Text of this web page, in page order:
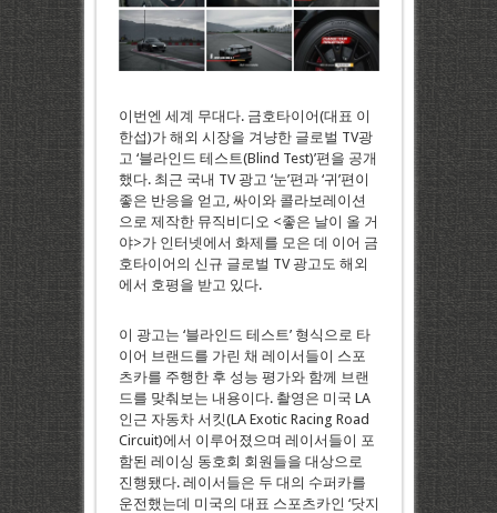
이번엔 세계 무대다. 금호타이어(대표 이
한섭)가 해외 시장을 겨냥한 글로벌 TV광
고 ‘블라인드 테스트(Blind Test)’편을 공개
했다. 최근 국내 TV 광고 ‘눈’편과 ‘귀’편이
좋은 반응을 얻고, 싸이와 콜라보레이션
으로 제작한 뮤직비디오 <좋은 날이 올 거
야>가 인터넷에서 화제를 모은 데 이어 금
호타이어의 신규 글로벌 TV 광고도 해외
에서 호평을 받고 있다.
이 광고는 ‘블라인드 테스트’ 형식으로 타
이어 브랜드를 가린 채 레이서들이 스포
츠카를 주행한 후 성능 평가와 함께 브랜
드를 맞춰보는 내용이다. 촬영은 미국 LA
인근 자동차 서킷(LA Exotic Racing Road
Circuit)에서 이루어졌으며 레이서들이 포
함된 레이싱 동호회 회원들을 대상으로
진행됐다. 레이서들은 두 대의 수퍼카를
운전했는데 미국의 대표 스포츠카인 ‘닷지